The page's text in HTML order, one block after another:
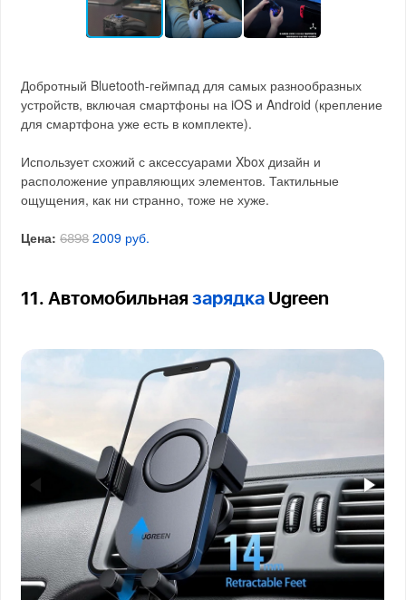
Добротный Bluetooth-геймпад для самых разнообразных
устройств, включая смартфоны на iOS и Android (крепление
для смартфона уже есть в комплекте).
Использует схожий с аксессуарами Xbox дизайн и
расположение управляющих элементов. Тактильные
ощущения, как ни странно, тоже не хуже.
Цена: 6898 2009 руб.
11. Автомобильнаязарядка Ugreen